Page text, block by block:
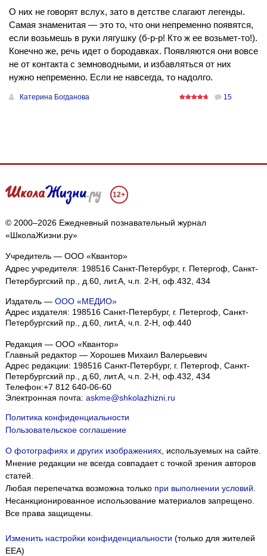
О них не говорят вслух, зато в детстве слагают легенды.
Самая знаменитая — это то, что они непременно появятся,
если возьмешь в руки лягушку (б-р-р! Кто ж ее возьмет-то!).
Конечно же, речь идет о бородавках. Появляются они вовсе
не от контакта с земноводными, и избавляться от них
нужно непременно. Если не навсегда, то надолго.
Катерина Богданова 15
12+
© 2000–2026 Ежедневный познавательный журнал
«ШколаЖизни.ру»
Учредитель — ООО «Квантор»
Адрес учредителя: 198516 Санкт-Петербург, г. Петергоф, Санкт-
Петербургский пр., д.60, лит.А, ч.п. 2-Н, оф.432, 434
Издатель — ООО «МЕДИО»
Адрес издателя: 198516 Санкт-Петербург, г. Петергоф, Санкт-
Петербургский пр., д.60, лит.А, ч.п. 2-Н, оф.440
Редакция — ООО «Квантор»
Главный редактор — Хорошев Михаил Валерьевич
Адрес редакции: 198516 Санкт-Петербург, г. Петергоф Санкт-
Петербургский пр., д.60, лит.А, ч.п. 2-Н, оф.432, 434
Телефон:+7 812 640-06-60
Электронная почта: askme@shkolazhizni.ru
Политика конфиденциальности
Пользовательское соглашение
О фотографиях и других изображениях, используемых на сайте.
Мнение редакции не всегда совпадает с точкой зрения авторов
статей.
Любая перепечатка возможна только при выполнении условий
Несанкционированное использование материалов запрещено.
Все права защищены.
Изменить настройки конфиденциальности (только для жителей
EEA)